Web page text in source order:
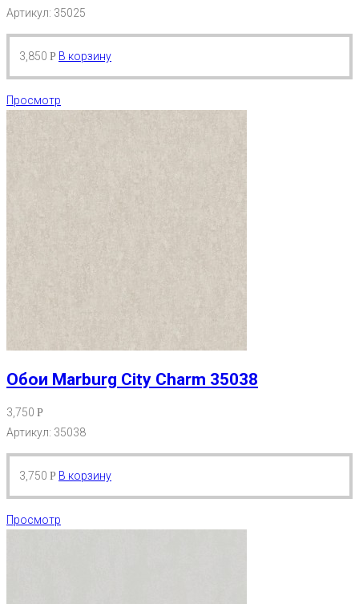
Артикул: 35025
3,850 Р В корзину
Просмотр
Обои Marburg City Charm 35038
3,750 Р
Артикул: 35038
3,750 Р В корзину
Просмотр